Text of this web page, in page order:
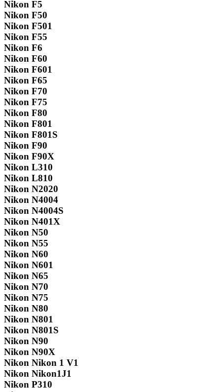
Nikon F5
Nikon F50
Nikon F501
Nikon F55
Nikon F6
Nikon F60
Nikon F601
Nikon F65
Nikon F70
Nikon F75
Nikon F80
Nikon F801
Nikon F801S
Nikon F90
Nikon F90X
Nikon L310
Nikon L810
Nikon N2020
Nikon N4004
Nikon N4004S
Nikon N401X
Nikon N50
Nikon N55
Nikon N60
Nikon N601
Nikon N65
Nikon N70
Nikon N75
Nikon N80
Nikon N801
Nikon N801S
Nikon N90
Nikon N90X
Nikon Nikon 1 V1
Nikon Nikon1J1
Nikon P310